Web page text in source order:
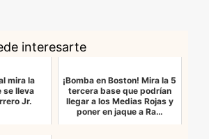
interesarte
mira la
se lleva
Jr.
¡Bomba en Boston! Mira la 5
tercera base que podrían
llegar a los Medias Rojas y
poner en jaque a Ra…